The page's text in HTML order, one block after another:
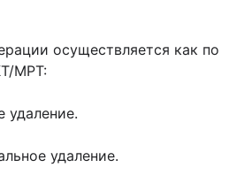
осуществляется как по
МРТ:
удаление.
удаление.